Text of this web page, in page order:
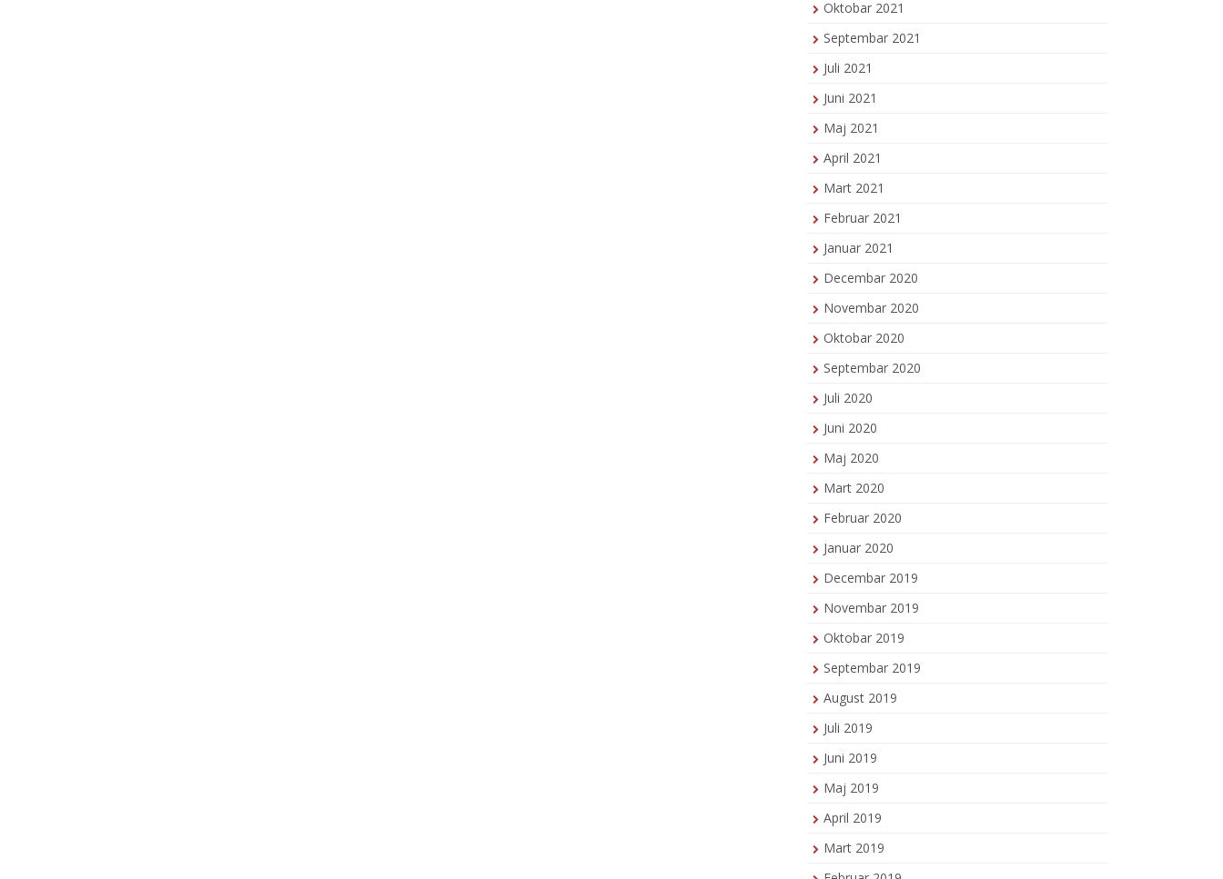
Oktobar 2021
Septembar 2021
Juli 2021
Juni 2021
Maj 2021
April 2021
Mart 2021
Februar 2021
Januar 2021
Decembar 2020
Novembar 2020
Oktobar 2020
Septembar 2020
Juli 2020
Juni 2020
Maj 2020
Mart 2020
Februar 2020
Januar 2020
Decembar 2019
Novembar 2019
Oktobar 2019
Septembar 2019
August 2019
Juli 2019
Juni 2019
Maj 2019
April 2019
Mart 2019